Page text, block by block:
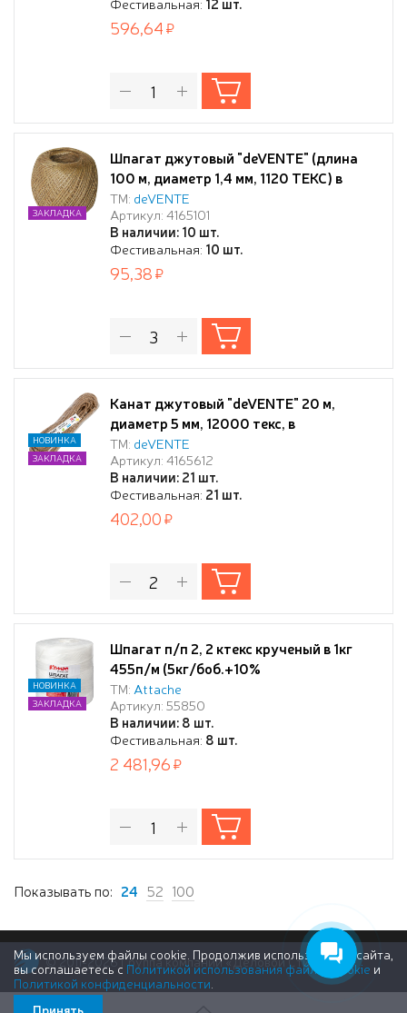
596,64
Шпагат джутовый "deVENTE" (длина
100 м, диаметр 1,4 мм, 1120 ТЕКС) в
термоусадочной плёнке
ТМ: deVENTE
Артикул: 4165101
В наличии: 10 шт.
Фестивальная: 10 шт.
ЗАКЛАДКА
95,38
Канат джутовый "deVENTE" 20 м,
диаметр 5 мм, 12000 текс, в
термоусадочной плёнке
ТМ: deVENTE
Артикул: 4165612
В наличии: 21 шт.
Фестивальная: 21 шт.
НОВИНКА
ЗАКЛАДКА
402,00
Шпагат п/п 2, 2 ктекс крученый в 1кг
455п/м (5кг/боб.+10%
ТМ: Attache
Артикул: 55850
В наличии: 8 шт.
Фестивальная: 8 шт.
НОВИНКА
ЗАКЛАДКА
2 481,96
Показывать по: 24 52 100
© 2011-2026 Группа компаний «Деловой Стиль»
Мы используем файлы cookie. Продолжив использование сайта,
вы соглашаетесь с Политикой использования файлов cookie и
Политикой конфиденциальности
Принять